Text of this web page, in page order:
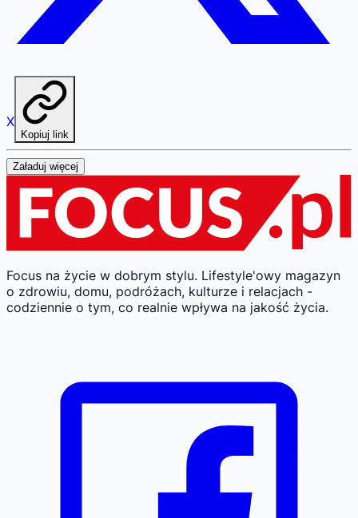
X
Kopiuj link
Załaduj więcej
Focus na życie w dobrym stylu. Lifestyle'owy magazyn
o zdrowiu, domu, podróżach, kulturze i relacjach -
codziennie o tym, co realnie wpływa na jakość życia.